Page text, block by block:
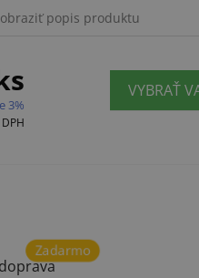
popis produktu
3%
VYBRAŤ
Zadarmo